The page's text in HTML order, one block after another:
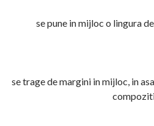
se pune in mijloc o lingura
se trage de margini in mijloc, in